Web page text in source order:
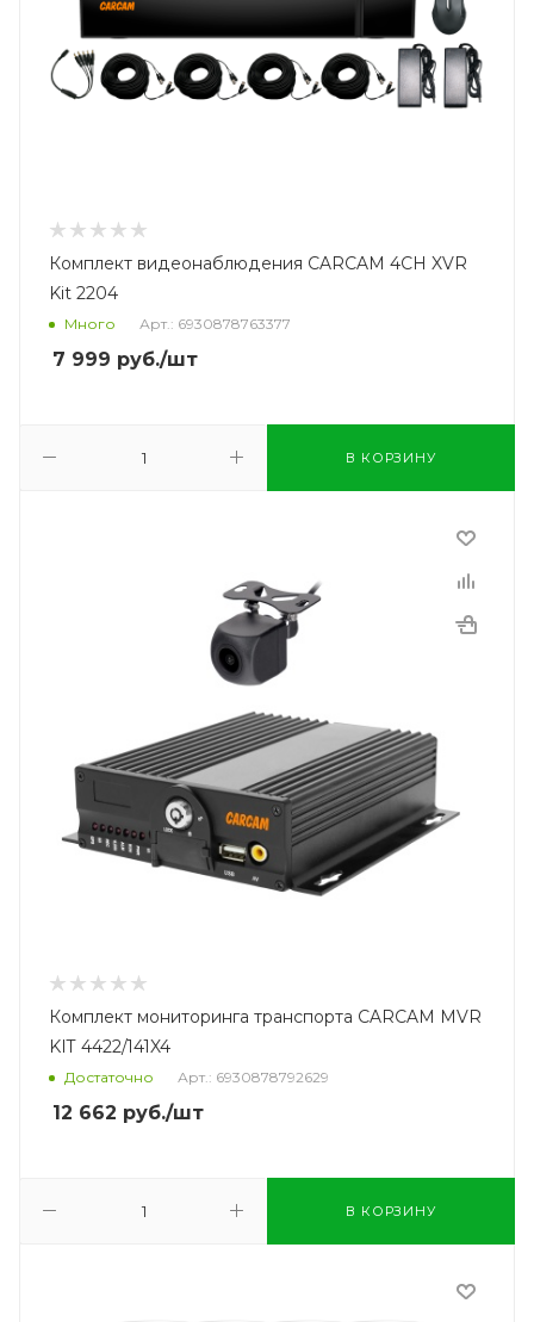
Комплект видеонаблюдения CARCAM 4CH XVR
Kit 2204
Много Арт.: 6930878763377
7 999 руб./шт
В КОРЗИНУ
Комплект мониторинга транспорта CARCAM MVR
KIT 4422/141X4
Достаточно Арт.: 6930878792629
12 662 руб./шт
В КОРЗИНУ